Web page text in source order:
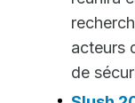
acteurs
de